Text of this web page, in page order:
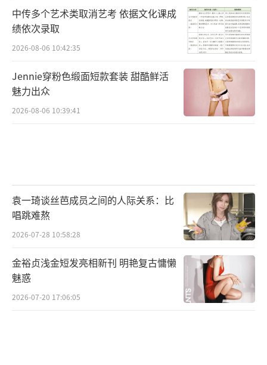
中传多个艺术类取消艺考 依据文化课成
绩依次录取
2026-08-06 10:42:35
Jennie穿粉色缎面短款套装 甜酷鲜活
魅力出众
2026-08-06 10:39:41
袁一琦谈丝芭成员之间的人际关系：比
唱跳难熬
2026-07-28 10:58:28
金裕贞浅金短发亮相新刊 明艳复古慵懒
魅惑
2026-07-20 17:06:05